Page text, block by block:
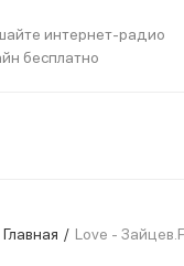
интернет-радио
бесплатно
Главная Love -